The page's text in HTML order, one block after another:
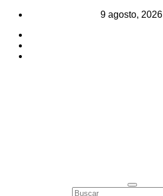
Saltar
9 agosto, 2026